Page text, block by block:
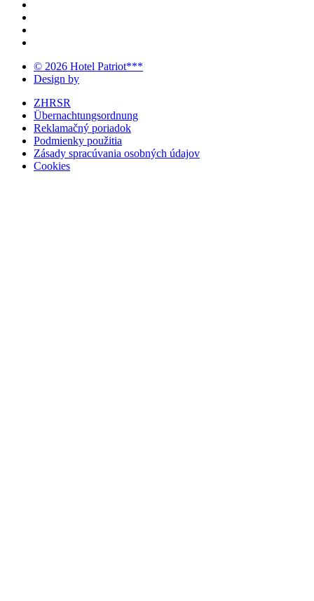
© 2026 Hotel Patriot***
Design by
ZHRSR
Übernachtungsordnung
Reklamačný poriadok
Podmienky použitia
Zásady spracúvania osobných údajov
Cookies